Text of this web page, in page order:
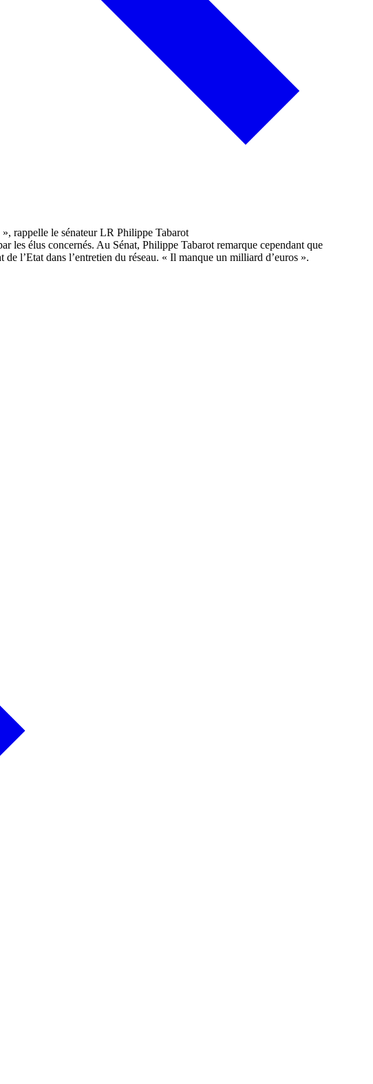
les élus concernés. Au Sénat, Philippe Tabarot remarque cependant que
l’Etat dans l’entretien du réseau. « Il manque un milliard d’euros ».